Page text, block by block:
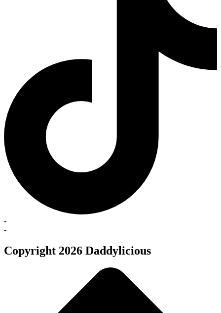
-
-
Copyright 2026 Daddylicious